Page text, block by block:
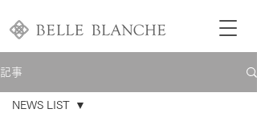
記事
NEWS LIST